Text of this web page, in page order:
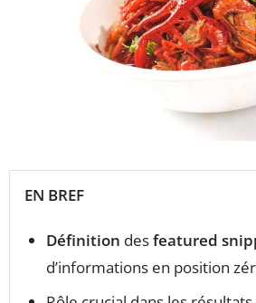
EN BREF
Définition desfeatured
d’informations en position